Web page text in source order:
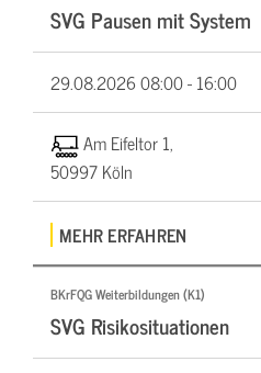
SVG Pausen mit System
29.08.202608:00 - 16:00
Am Eifeltor 1,
50997 Köln
MEHR ERFAHREN
BKrFQG Weiterbildungen (K1)
SVG Risikosituationen